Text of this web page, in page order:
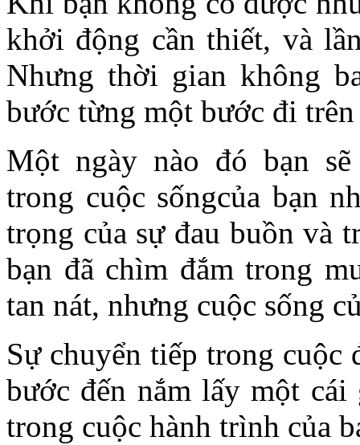
khởi động cần thiết, và
Nhưng thời gian không
bước từng một bước đi
Một ngày nào đó bạn
trong cuộc sốngcủa bạn
trọng của sự đau buồn và
bạn đã chìm đắm trong
tan nát, nhưng cuộc sống
Sự chuyển tiếp trong cuộc
bước đến nắm lấy một
trong cuộc hành trình của